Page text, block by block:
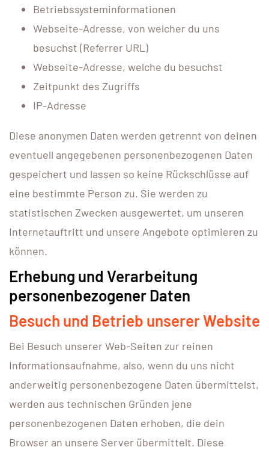
Betriebssysteminformationen
Webseite-Adresse, von welcher du uns
besuchst (Referrer URL)
Webseite-Adresse, welche du besuchst
Zeitpunkt des Zugriffs
IP-Adresse
Diese anonymen Daten werden getrennt von deinen
eventuell angegebenen personenbezogenen Daten
gespeichert und lassen so keine Rückschlüsse auf
eine bestimmte Person zu. Sie werden zu
statistischen Zwecken ausgewertet, um unseren
Internetauftritt und unsere Angebote optimieren zu
können.
Erhebung und Verarbeitung
personenbezogener Daten
Besuch und Betrieb unserer Website
Bei Besuch unserer Web-Seiten zur reinen
Informationsaufnahme, also, wenn du uns nicht
anderweitig personenbezogene Daten übermittelst,
werden aus technischen Gründen jene
personenbezogenen Daten erhoben, die dein
Browser an unsere Server übermittelt. Diese